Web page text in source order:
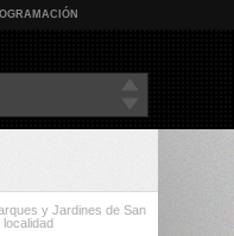
y Jardines de San
localidad